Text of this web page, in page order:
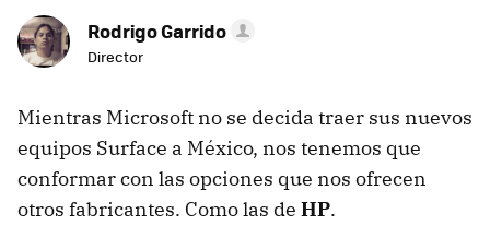
Rodrigo Garrido
Director
Mientras Microsoft no se decida traer sus nuevos
equipos Surface a México, nos tenemos que
conformar con las opciones que nos ofrecen
otros fabricantes. Como las de HP.